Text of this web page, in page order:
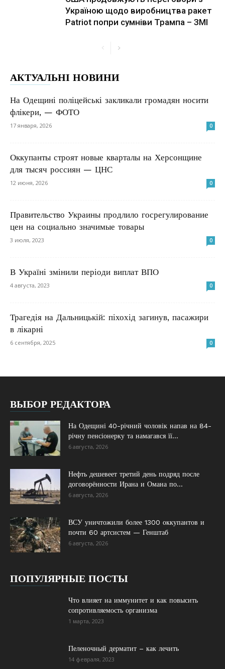
Україною щодо виробництва ракет
Patriot попри сумніви Трампа – ЗМІ
АКТУАЛЬНІ НОВИНИ
На Одещині поліцейські закликали громадян носити
флікери, — ФОТО
17 января, 2026 0
Оккупанты строят новые кварталы на Херсонщине
для тысяч россиян — ЦНС
12 июня, 2026 0
Правительство Украины продлило госрегулирование
цен на социально значимые товары
3 июля, 2023 0
В Україні змінили періоди виплат ВПО
4 августа, 2023 0
Трагедія на Дальницькій: піхохід загинув, пасажири
в лікарні
6 сентября, 2025 0
ВЫБОР РЕДАКТОРА
На Одещині 40-річний чоловік напав на 84-
річну пенсіонерку та намагався її...
6 августа, 2026
Нефть дешевеет третий день подряд после
договорённости Ирана и Омана по...
6 августа, 2026
ВСУ уничтожили более 1300 оккупантов и
почти 60 артсистем — Генштаб
6 августа, 2026
ПОПУЛЯРНЫЕ ПОСТЫ
Что влияет на иммунитет и как повысить
сопротивляемость организма
1 марта, 2023
Пеленочный дерматит – как лечить
14 февраля, 2023